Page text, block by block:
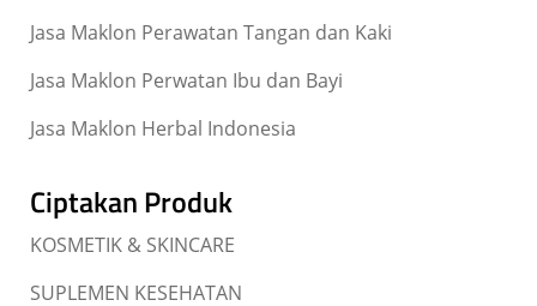
Jasa Maklon Perawatan Tangan dan Kaki
Jasa Maklon Perwatan Ibu dan Bayi
Jasa Maklon Herbal Indonesia
Ciptakan Produk
KOSMETIK & SKINCARE
SUPLEMEN KESEHATAN